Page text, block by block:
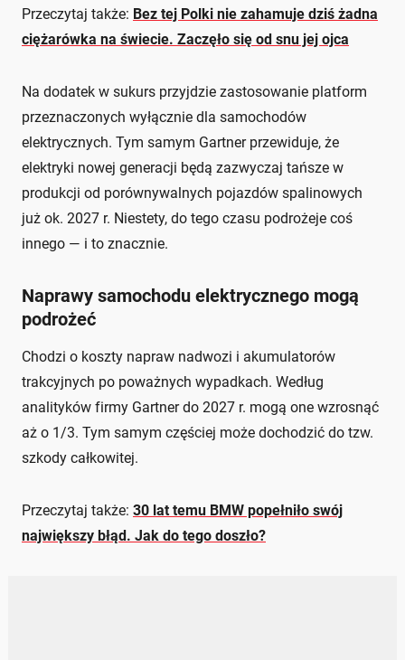
Przeczytaj także: Bez tej Polki nie zahamuje dziś żadna
ciężarówka na świecie. Zaczęło się od snu jej ojca
Na dodatek w sukurs przyjdzie zastosowanie platform
przeznaczonych wyłącznie dla samochodów
elektrycznych. Tym samym Gartner przewiduje, że
elektryki nowej generacji będą zazwyczaj tańsze w
produkcji od porównywalnych pojazdów spalinowych
już ok. 2027 r. Niestety, do tego czasu podrożeje coś
innego — i to znacznie.
Naprawy samochodu elektrycznego mogą
podrożeć
Chodzi o koszty napraw nadwozi i akumulatorów
trakcyjnych po poważnych wypadkach. Według
analityków firmy Gartner do 2027 r. mogą one wzrosnąć
aż o 1/3. Tym samym częściej może dochodzić do tzw.
szkody całkowitej.
Przeczytaj także: 30 lat temu BMW popełniło swój
największy błąd. Jak do tego doszło?